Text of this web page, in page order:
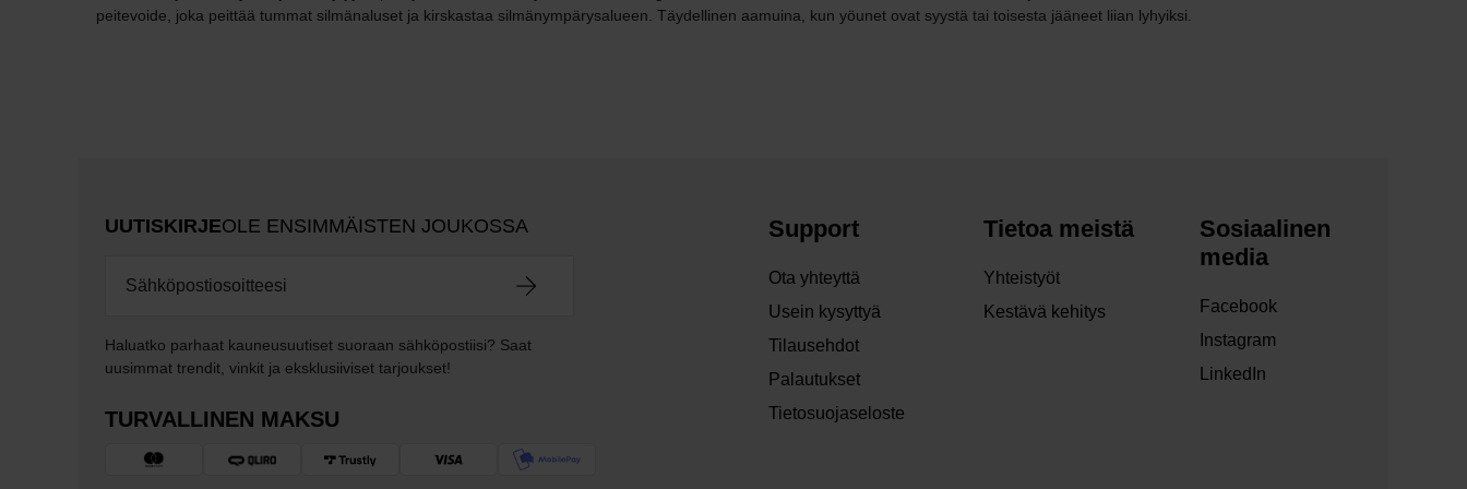
peitevoide, joka peittää tummat silmänaluset ja kirskastaa silmänympärysalueen. Täydellinen aamuina, kun yöunet ovat syystä tai toisesta jääneet liian lyhyiksi.
UUTISKIRJEOLE ENSIMMÄISTEN JOUKOSSA
Haluatko parhaat kauneusuutiset suoraan sähköpostiisi? Saat
uusimmat trendit, vinkit ja eksklusiiviset tarjoukset!
TURVALLINEN MAKSU
Support
Ota yhteyttä
Usein kysyttyä
Tilausehdot
Palautukset
Tietosuojaseloste
Tietoa meistä
Yhteistyöt
Kestävä kehitys
Sosiaalinen
media
Facebook
Instagram
LinkedIn